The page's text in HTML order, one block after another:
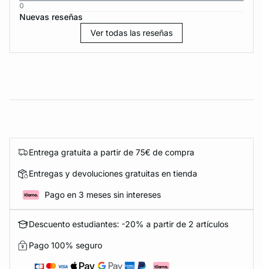
0
Nuevas reseñas
Ver todas las reseñas
Entrega gratuita a partir de 75€ de compra
Entregas y devoluciones gratuitas en tienda
Pago en 3 meses sin intereses
Descuento estudiantes: -20% a partir de 2 artículos
Pago 100% seguro